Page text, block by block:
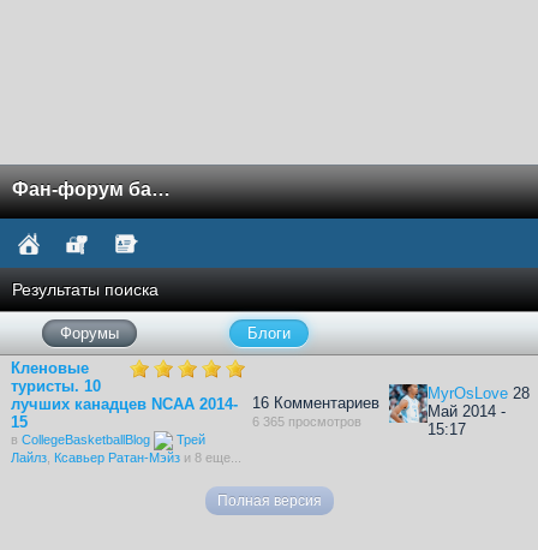
Фан-форум баскетбола NCAA
Результаты поиска
Форумы
Блоги
Кленовые
туристы. 10
лучших канадцев NCAA 2014-
15
в CollegeBasketballBlog
Трей
Лайлз Ксавьер Ратан-Мэйз и 8 еще...
16 Комментариев
6 365 просмотров
MyrOsLove 28
Май 2014 -
15:17
Полная версия